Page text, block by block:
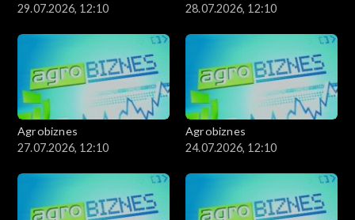
29.07.2026, 12:10
28.07.2026, 12:10
Agrobiznes
27.07.2026, 12:10
Agrobiznes
24.07.2026, 12:10